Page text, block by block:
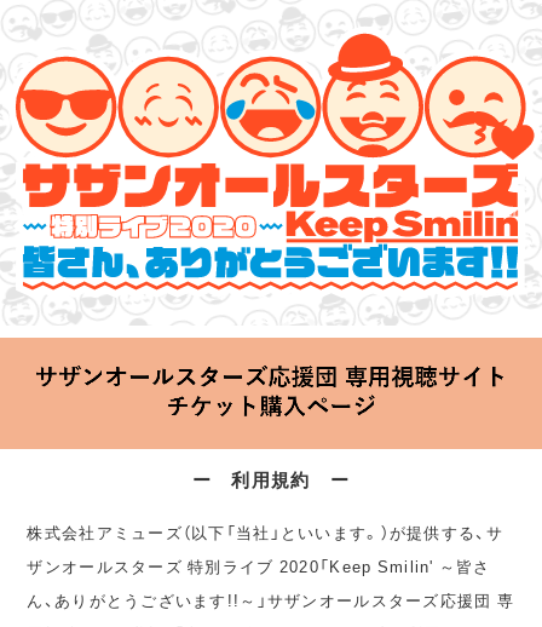
サザンオールスターズ 特別ライブ 2020
2020.06.25 Thu 20:00 Start at 横浜アリーナ
ー 利用規約 ー
株式会社アミューズ（以下「当社」といいます。）が提供する、サ
ザンオールスターズ 特別ライブ 2020「Keep Smilin' ～皆さ
ん、ありがとうございます!!～」サザンオールスターズ応援団 専